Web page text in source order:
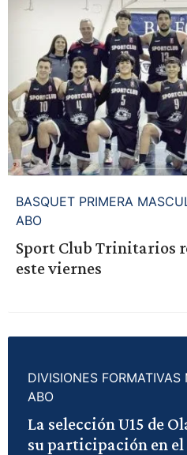
BASQUET PRIMERA
ABO
Sport Club Trinitarios
este viernes
DIVISIONES
ABO
La selección U15 de
su participación en